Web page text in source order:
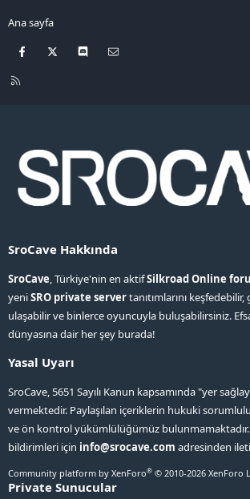
Ana sayfa
Facebook Discord
R
SroCave Hakkında
SroCave, Türkiye'nin en aktifSilkroad Online
yeniSRO private servertanıtımlarını
ulaşabilir ve binlerce oyuncuyla buluşabilirsiniz.
dünyasına dair her şey burada!
Yasal Uyarı
SroCave, 5651 Sayılı Kanun kapsamında "yer
vermektedir. Paylaşılan içeriklerin hukuki
ve ön kontrol yükümlülüğümüz
bildirimleri için info@srocave.com adresinden
Community platform by XenForo® © 2010-2026 XenForo
Private Sunucular